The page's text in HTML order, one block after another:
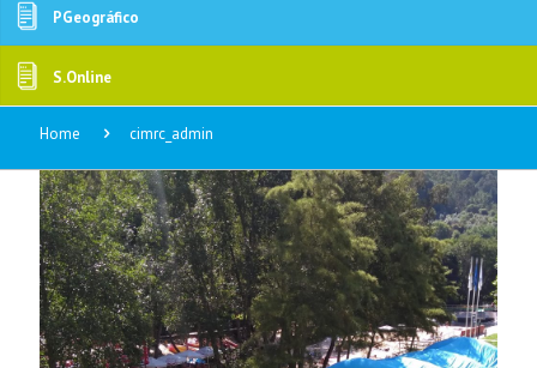
PGeográfico
S.Online
Home cimrc_admin